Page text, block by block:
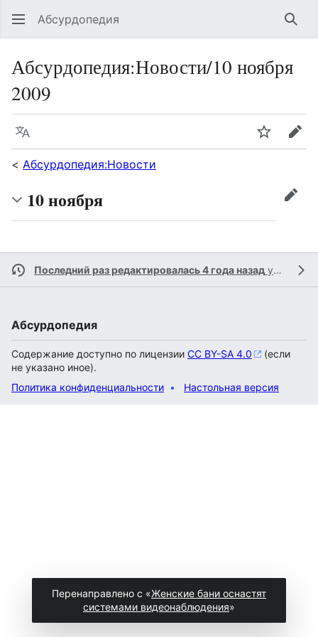
Абсурдопедия
Абсурдопедия:Новости/10 ноября
2009
Язык
< Абсурдопедия:Новости
10 ноября
Последний раз редактировалась 4 года назад участником
Абсурдопедия
Содержание доступно по лицензии CC BY-SA 4.0
(если
не указано иное).
Политика конфиденциальности
Настольная версия
Перенаправлено с «Женские бани оснастят
системами видеонаблюдения»